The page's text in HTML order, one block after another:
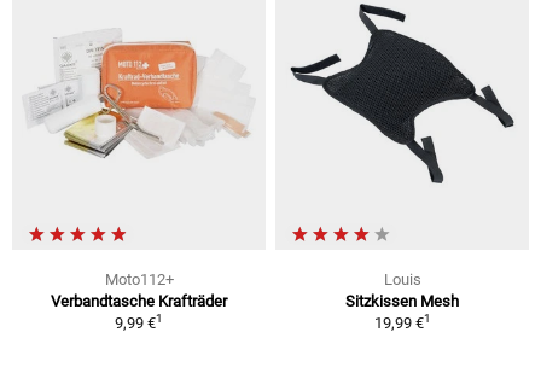
Moto112+
Verbandtasche Krafträder
9,99 €1
Louis
Sitzkissen Mesh
19,99 €1